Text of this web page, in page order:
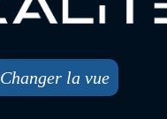
Changer la vue